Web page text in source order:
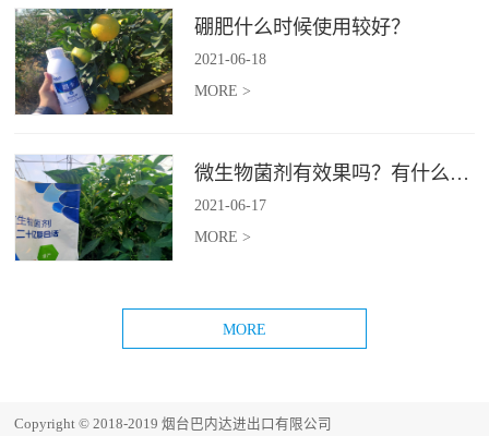
硼肥什么时候使用较好？
2021 -06-18
MORE >
微生物菌剂有效果吗？有什么使用误区
2021 -06-17
MORE >
Copyright © 2018-2019 烟台巴内达进出口有限公司